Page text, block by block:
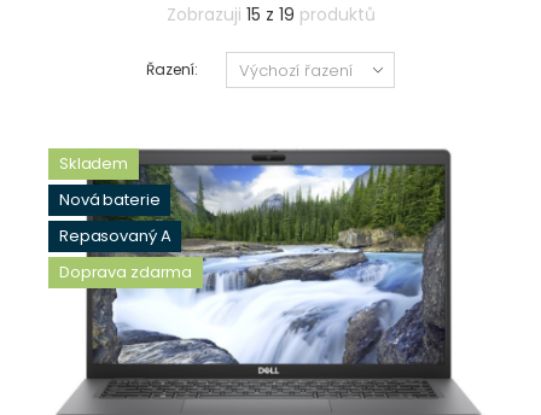
Zobrazuji 15 z 19 produktů
Řazení:
Skladem
Nová baterie
Repasovaný A
Doprava zdarma